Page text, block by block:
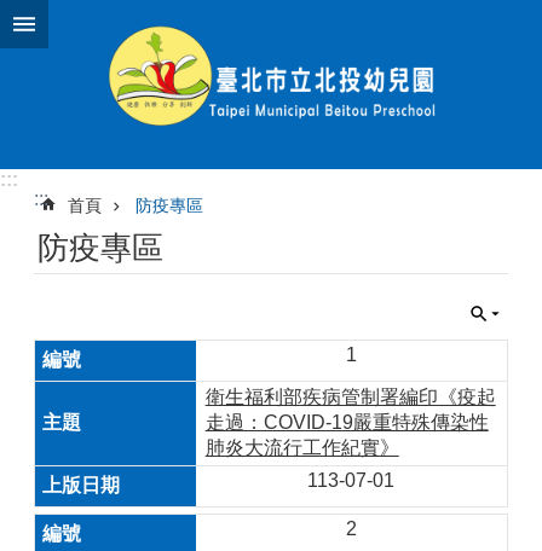
跳到主要內容區塊
:::
:::
首頁 防疫專區
防疫專區
1
衛生福利部疾病管制署編印《疫起
走過：COVID-19嚴重特殊傳染性
肺炎大流行工作紀實》
113-07-01
2